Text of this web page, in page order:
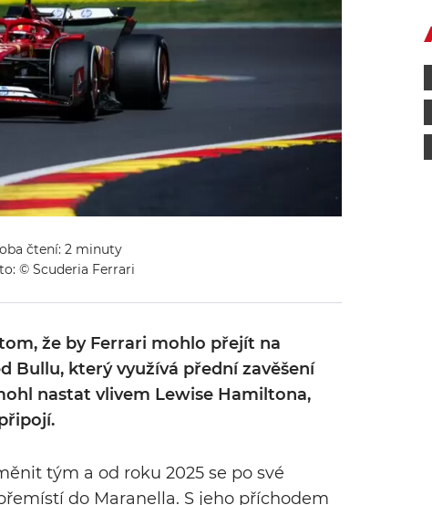
čtení: 2 minuty
© Scuderia Ferrari
že by Ferrari mohlo přejít na
Bullu, který využívá přední zavěšení
nastat vlivem Lewise Hamiltona,
tým a od roku 2025 se po své
do Maranella. S jeho příchodem